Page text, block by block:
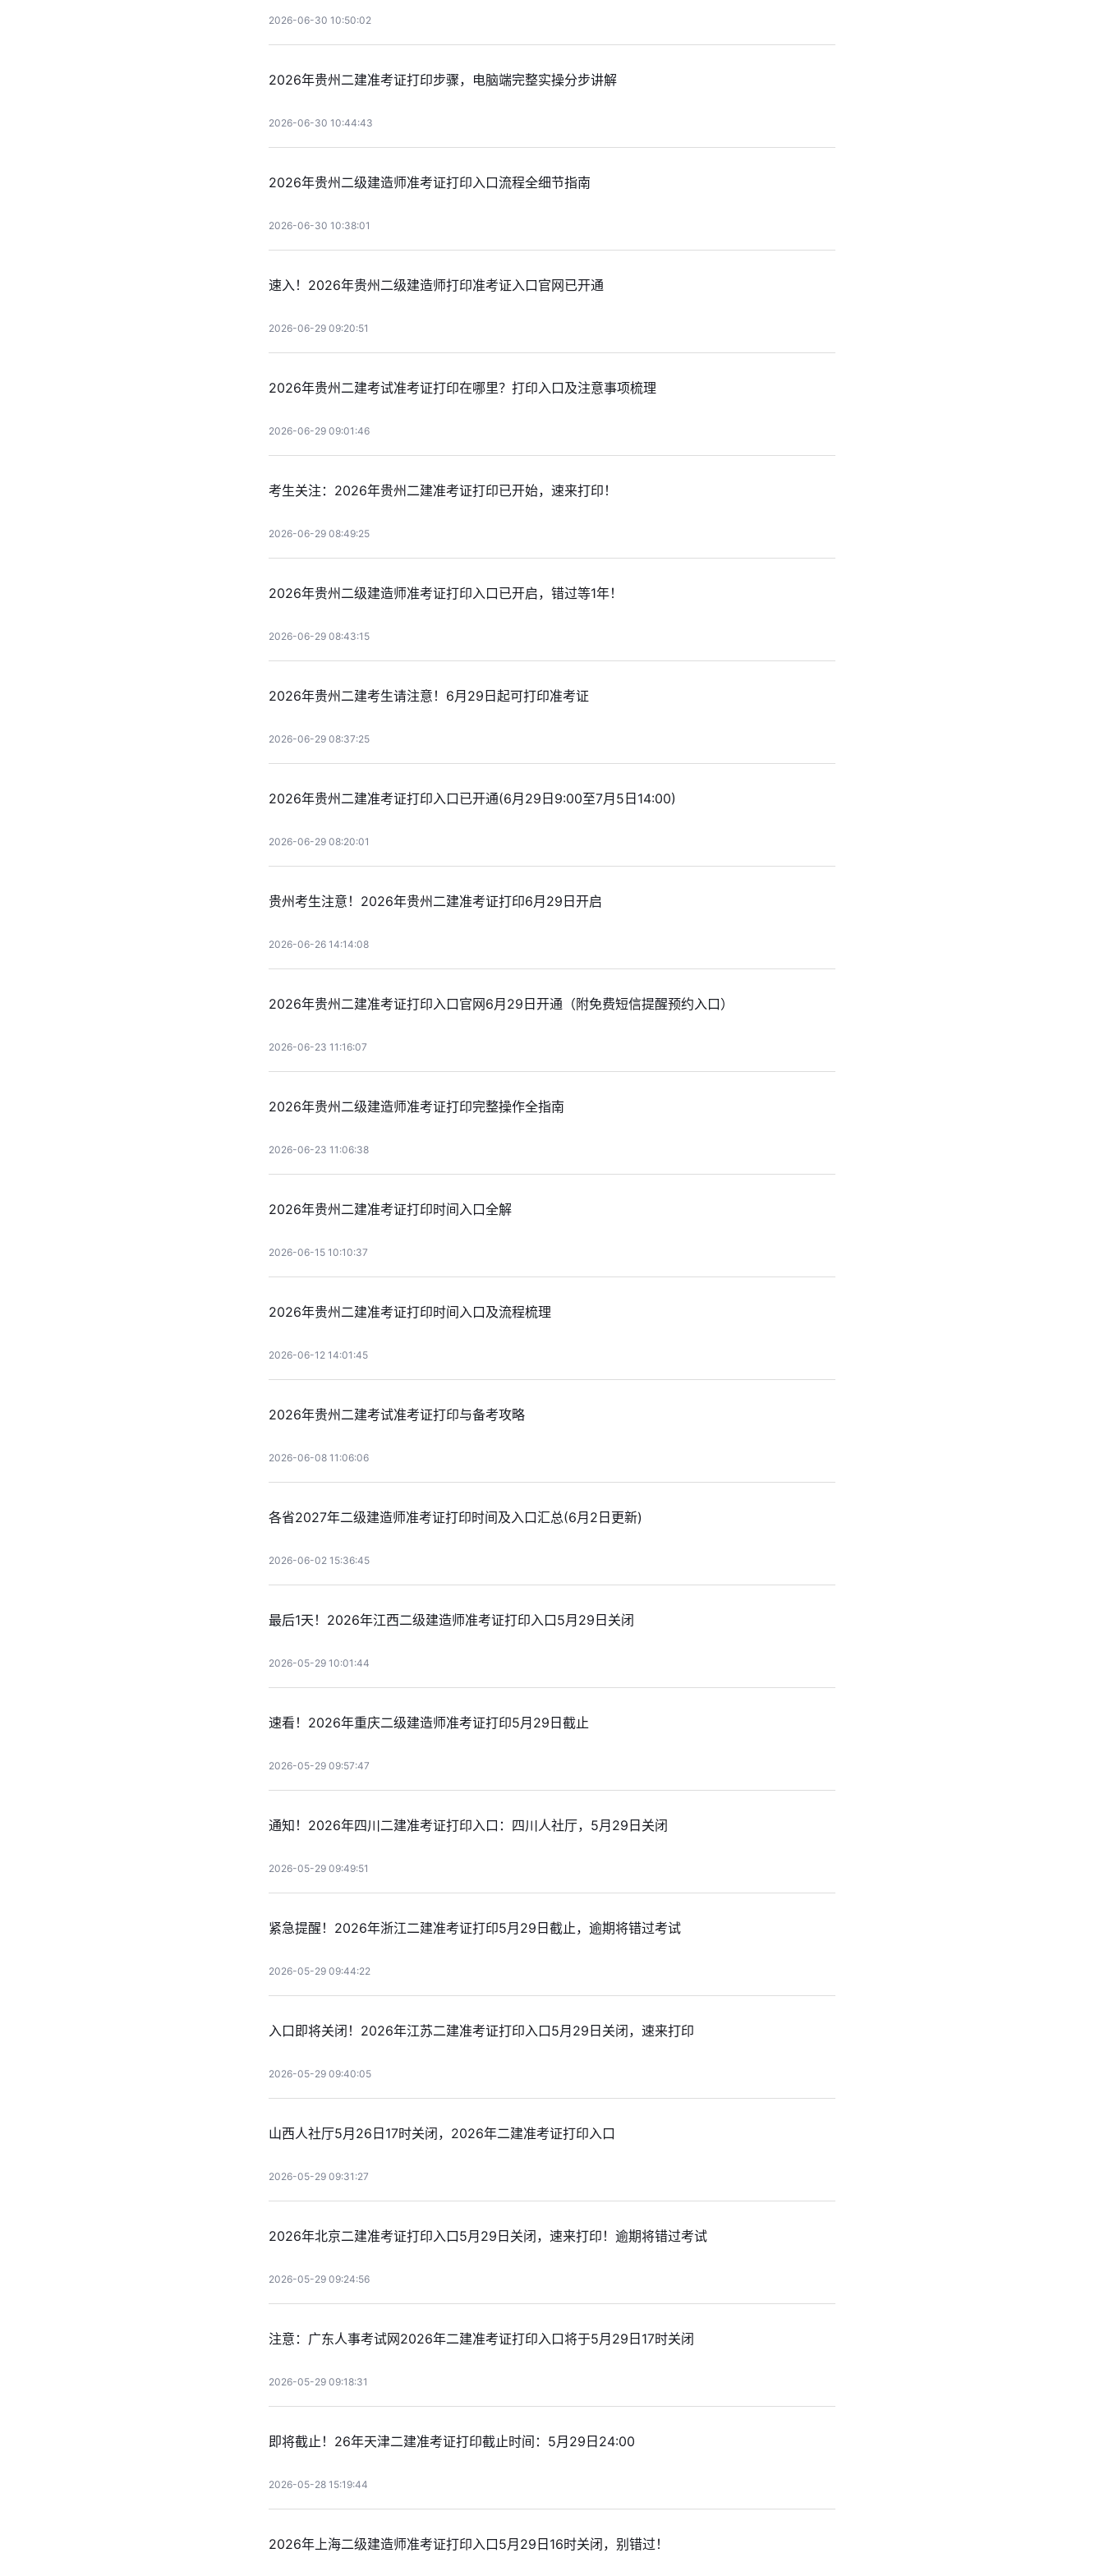
2026-06-30 10:50:02
2026年贵州二建准考证打印步骤，电脑端完整实操分步讲解
2026-06-30 10:44:43
2026年贵州二级建造师准考证打印入口流程全细节指南
2026-06-30 10:38:01
速入！2026年贵州二级建造师打印准考证入口官网已开通
2026-06-29 09:20:51
2026年贵州二建考试准考证打印在哪里？打印入口及注意事项梳理
2026-06-29 09:01:46
考生关注：2026年贵州二建准考证打印已开始，速来打印！
2026-06-29 08:49:25
2026年贵州二级建造师准考证打印入口已开启，错过等1年！
2026-06-29 08:43:15
2026年贵州二建考生请注意！6月29日起可打印准考证
2026-06-29 08:37:25
2026年贵州二建准考证打印入口已开通(6月29日9:00至7月5日14:00)
2026-06-29 08:20:01
贵州考生注意！2026年贵州二建准考证打印6月29日开启
2026-06-26 14:14:08
2026年贵州二建准考证打印入口官网6月29日开通（附免费短信提醒预约入口）
2026-06-23 11:16:07
2026年贵州二级建造师准考证打印完整操作全指南
2026-06-23 11:06:38
2026年贵州二建准考证打印时间入口全解
2026-06-15 10:10:37
2026年贵州二建准考证打印时间入口及流程梳理
2026-06-12 14:01:45
2026年贵州二建考试准考证打印与备考攻略
2026-06-08 11:06:06
各省2027年二级建造师准考证打印时间及入口汇总(6月2日更新)
2026-06-02 15:36:45
最后1天！2026年江西二级建造师准考证打印入口5月29日关闭
2026-05-29 10:01:44
速看！2026年重庆二级建造师准考证打印5月29日截止
2026-05-29 09:57:47
通知！2026年四川二建准考证打印入口：四川人社厅，5月29日关闭
2026-05-29 09:49:51
紧急提醒！2026年浙江二建准考证打印5月29日截止，逾期将错过考试
2026-05-29 09:44:22
入口即将关闭！2026年江苏二建准考证打印入口5月29日关闭，速来打印
2026-05-29 09:40:05
山西人社厅5月26日17时关闭，2026年二建准考证打印入口
2026-05-29 09:31:27
2026年北京二建准考证打印入口5月29日关闭，速来打印！逾期将错过考试
2026-05-29 09:24:56
注意：广东人事考试网2026年二建准考证打印入口将于5月29日17时关闭
2026-05-29 09:18:31
即将截止！26年天津二建准考证打印截止时间：5月29日24:00
2026-05-28 15:19:44
2026年上海二级建造师准考证打印入口5月29日16时关闭，别错过！